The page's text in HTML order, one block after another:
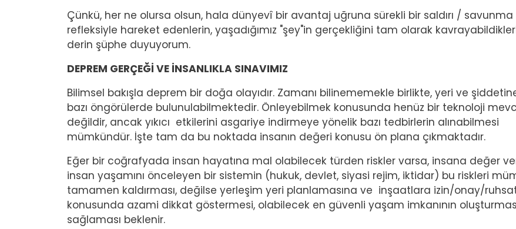
Çünkü, her ne olursa olsun, hala dünyevî bir avantaj uğruna sürekli bir saldırı / savunma
refleksiyle hareket edenlerin, yaşadığımız "şey"in gerçekliğini tam olarak
derin şüphe duyuyorum.
DEPREM GERÇEĞİ VE İNSANLIKLA SINAVIMIZ
Bilimsel bakışla deprem bir doğa olayıdır. Zamanı bilinememekle birlikte, yeri ve
bazı öngörülerde bulunulabilmektedir. Önleyebilmek konusunda henüz bir teknoloji
değildir, ancak yıkıcı etkilerini asgariye indirmeye yönelik bazı tedbirlerin alınabilmesi
mümkündür. İşte tam da bu noktada insanın değeri konusu ön plana çıkmaktadır.
Eğer bir coğrafyada insan hayatına mal olabilecek türden riskler varsa, insana değer
insan yaşamını önceleyen bir sistemin (hukuk, devlet, siyasi rejim, iktidar) bu riskleri
tamamen kaldırması, değilse yerleşim yeri planlamasına ve inşaatlara izin/onay/
konusunda azami dikkat göstermesi, olabilecek en güvenli yaşam imkanının
sağlaması beklenir.